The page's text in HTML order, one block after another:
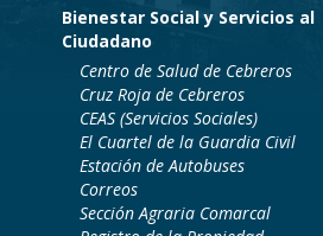
Bienestar Social y Servicios al
Ciudadano
Centro de Salud de Cebreros
Cruz Roja de Cebreros
CEAS (Servicios Sociales)
El Cuartel de la Guardia Civil
Estación de Autobuses
Correos
Sección Agraria Comarcal